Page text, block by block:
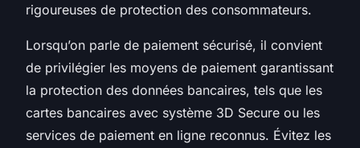
rigoureuses de protection des consommateurs.
Lorsqu’on parle de paiement sécurisé, il convient
de privilégier les moyens de paiement garantissant
la protection des données bancaires, tels que les
cartes bancaires avec système 3D Secure ou les
services de paiement en ligne reconnus. Évitez les